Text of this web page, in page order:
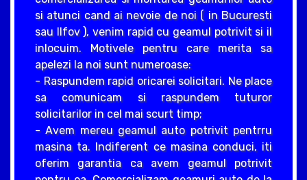
si atunci cand ai nevoie de noi ( in Bucuresti
sau Ilfov ), venim rapid cu geamul potrivit si il
inlocuim. Motivele pentru care merita sa
apelezi la noi sunt numeroase:
- Raspundem rapid oricarei solicitari. Ne place
sa comunicam si raspundem tuturor
solicitarilor in cel mai scurt timp;
- Avem mereu geamul auto potrivit pentrru
masina ta. Indiferent ce masina conduci, iti
oferim garantia ca avem geamul potrivit